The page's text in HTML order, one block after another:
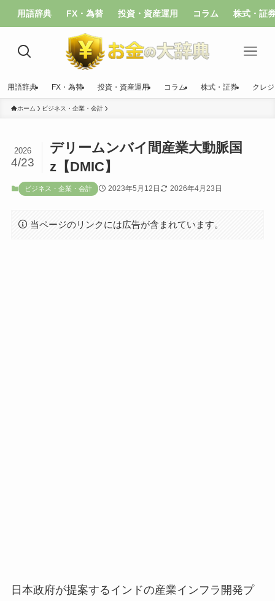
用語辞典 FX・為替 投資・資産運用 コラム 株式・証
用語辞典 FX・為替 投資・資産運用 コラム 株式・証券 クレ
ホーム ビジネス・企業・会計
デリームンバイ間産業大動脈国
z【DMIC】
2026
4/23
ビジネス・企業・会計 2023年5月12日 2026年4月23日
当ページのリンクには広告が含まれています。
日本政府が提案するインドの産業インフラ開発プ